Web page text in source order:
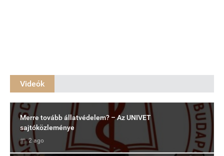
Videók
Merre tovább állatvédelem? – Az UNIVET
sajtóközleménye
2 ago